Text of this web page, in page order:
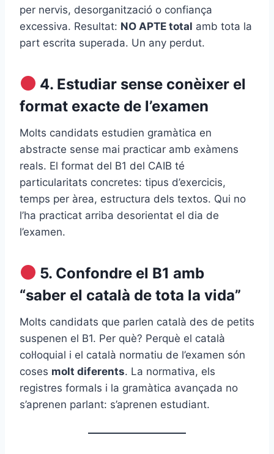
per nervis, desorganització o confiança
excessiva. Resultat: NO APTE total amb tota la
part escrita superada. Un any perdut.
4. Estudiar sense conèixer el
format exacte de l’examen
Molts candidats estudien gramàtica en
abstracte sense mai practicar amb exàmens
reals. El format del B1 del CAIB té
particularitats concretes: tipus d’exercicis,
temps per àrea, estructura dels textos. Qui no
l’ha practicat arriba desorientat el dia de
l’examen.
5. Confondre el B1 amb
“saber el català de tota la vida”
Molts candidats que parlen català des de petits
suspenen el B1. Per què? Perquè el català
col·loquial i el català normatiu de l’examen són
coses molt diferents. La normativa, els
registres formals i la gramàtica avançada no
s’aprenen parlant: s’aprenen estudiant.